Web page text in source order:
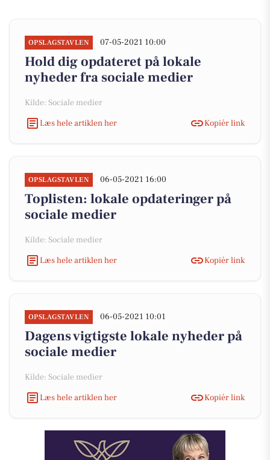
OPSLAGSTAVLEN 07-05-2021 10:00
Hold dig opdateret på lokale
nyheder fra sociale medier
Kilde: Sociale medier
Læs hele artiklen her
Kopiér link
OPSLAGSTAVLEN 06-05-2021 16:00
Toplisten: lokale opdateringer på
sociale medier
Kilde: Sociale medier
Læs hele artiklen her
Kopiér link
OPSLAGSTAVLEN 06-05-2021 10:01
Dagens vigtigste lokale nyheder på
sociale medier
Kilde: Sociale medier
Læs hele artiklen her
Kopiér link